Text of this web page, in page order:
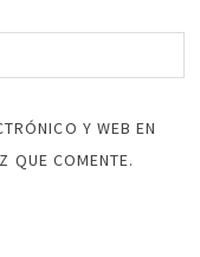
Y WEB EN
QUE COMENTE.